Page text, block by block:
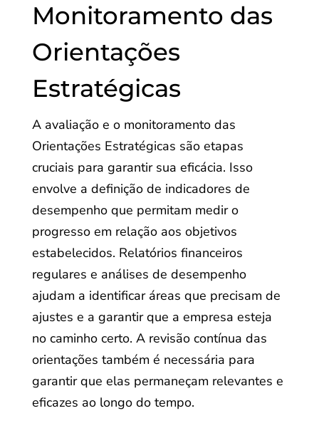
Monitoramento das
Orientações
Estratégicas
A avaliação e o monitoramento das
Orientações Estratégicas são etapas
cruciais para garantir sua eficácia. Isso
envolve a definição de indicadores de
desempenho que permitam medir o
progresso em relação aos objetivos
estabelecidos. Relatórios financeiros
regulares e análises de desempenho
ajudam a identificar áreas que precisam de
ajustes e a garantir que a empresa esteja
no caminho certo. A revisão contínua das
orientações também é necessária para
garantir que elas permaneçam relevantes e
eficazes ao longo do tempo.